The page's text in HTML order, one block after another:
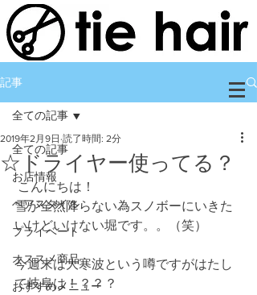
記事
全ての記事
お店情報
ヘアスタイル
プライベート
オススメ商品
おすすめメニュー
全ての記事
☆ドライヤー使ってる？
2019年2月9日 読了時間: 2分
こんにちは！
雪が全然降らない為スノボーにいきた
いけどいけない堀です。。（笑）
今週末は大寒波という噂ですがはたし
て岐阜は！？？？